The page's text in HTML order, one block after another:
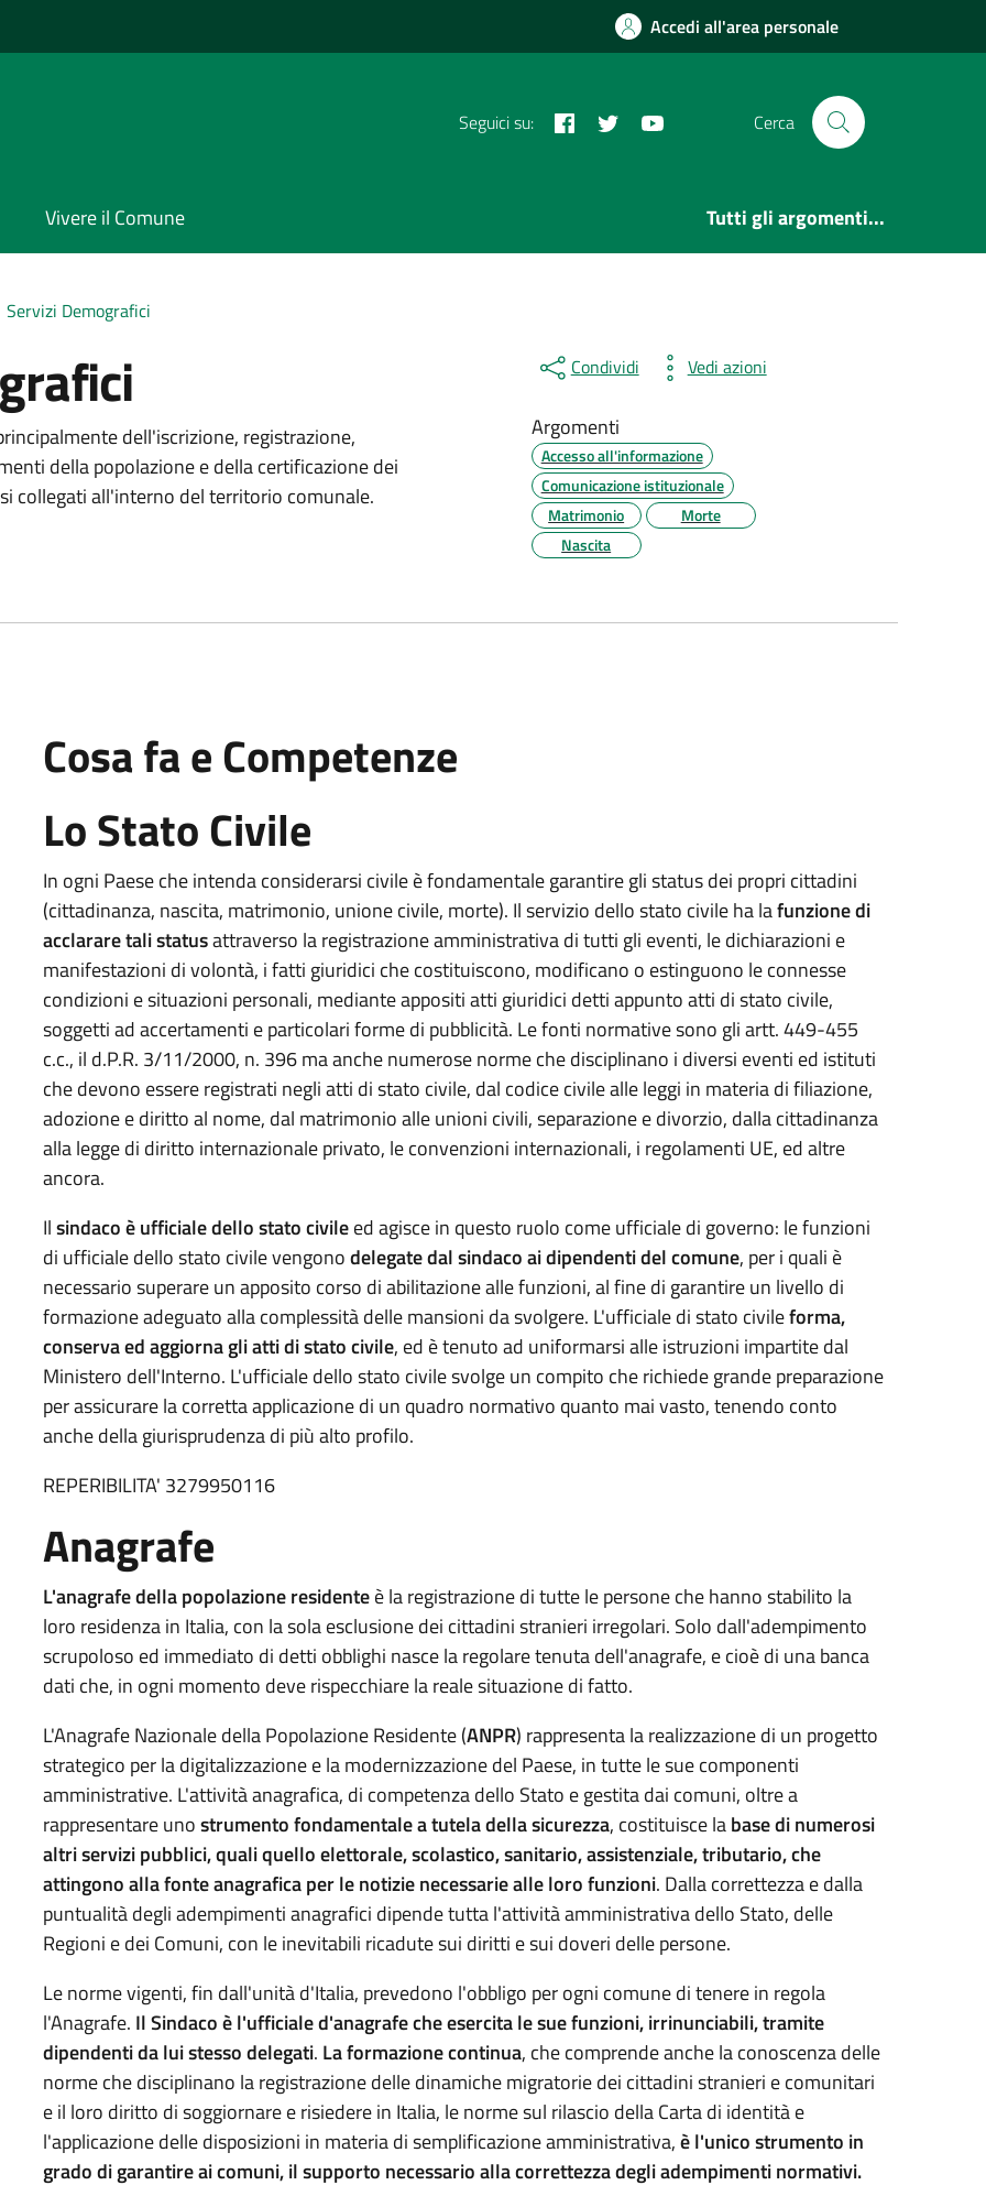
Accedi all'area personale
Seguici su: FacebookTwitter Cerca
Vivere il Comune Tutti gli argomenti...
Servizi Demografici
dell'iscrizione, registrazione,
della popolazione e della certificazione dei
collegati all'interno del territorio comunale.
Condividi Vedi azioni
Argomenti
Accesso all'informazione
Comunicazione istituzionale
Matrimonio
Morte
Nascita
Cosa fa e Competenze
Lo Stato Civile
In ogni Paese che intenda considerarsi civile è fondamentale garantire gli status dei propri cittadini
(cittadinanza, nascita, matrimonio, unione civile, morte). Il servizio dello stato civile ha lafunzione di
acclarare tali statusattraverso la registrazione amministrativa di tutti gli eventi, le dichiarazioni e
manifestazioni di volontà, i fatti giuridici che costituiscono, modificano o estinguono le connesse
condizioni e situazioni personali, mediante appositi atti giuridici detti appunto atti di stato civile,
soggetti ad accertamenti e particolari forme di pubblicità. Le fonti normative sono gli artt. 449-455
c.c., il d.P.R. 3/11/2000, n. 396 ma anche numerose norme che disciplinano i diversi eventi ed istituti
che devono essere registrati negli atti di stato civile, dal codice civile alle leggi in materia di filiazione,
adozione e diritto al nome, dal matrimonio alle unioni civili, separazione e divorzio, dalla cittadinanza
alla legge di diritto internazionale privato, le convenzioni internazionali, i regolamenti UE, ed altre
ancora.
Ilsindaco è ufficiale dello stato civileed agisce in questo ruolo come ufficiale di governo: le funzioni
di ufficiale dello stato civile vengonodelegate dal sindaco ai dipendenti del comune, per i quali è
necessario superare un apposito corso di abilitazione alle funzioni, al fine di garantire un livello di
formazione adeguato alla complessità delle mansioni da svolgere. L'ufficiale di stato civileforma,
conserva ed aggiorna gli atti di stato civile, ed è tenuto ad uniformarsi alle istruzioni impartite dal
Ministero dell'Interno. L'ufficiale dello stato civile svolge un compito che richiede grande preparazione
per assicurare la corretta applicazione di un quadro normativo quanto mai vasto, tenendo conto
anche della giurisprudenza di più alto profilo.
REPERIBILITA' 3279950116
Anagrafe
L'anagrafe della popolazione residenteè la registrazione di tutte le persone che hanno stabilito la
loro residenza in Italia, con la sola esclusione dei cittadini stranieri irregolari. Solo dall'adempimento
scrupoloso ed immediato di detti obblighi nasce la regolare tenuta dell'anagrafe, e cioè di una banca
dati che, in ogni momento deve rispecchiare la reale situazione di fatto.
L'Anagrafe Nazionale della Popolazione Residente (ANPR) rappresenta la realizzazione di un progetto
strategico per la digitalizzazione e la modernizzazione del Paese, in tutte le sue componenti
amministrative. L'attività anagrafica, di competenza dello Stato e gestita dai comuni, oltre a
rappresentare unostrumento fondamentale a tutela della sicurezza, costituisce labase di numerosi
altri servizi pubblici, quali quello elettorale, scolastico, sanitario, assistenziale, tributario, che
attingono alla fonte anagrafica per le notizie necessarie alle loro funzioni. Dalla correttezza e dalla
puntualità degli adempimenti anagrafici dipende tutta l'attività amministrativa dello Stato, delle
Regioni e dei Comuni, con le inevitabili ricadute sui diritti e sui doveri delle persone.
Le norme vigenti, fin dall'unità d'Italia, prevedono l'obbligo per ogni comune di tenere in regola
l'Anagrafe. Il Sindaco è l'ufficiale d'anagrafe che esercita le sue funzioni, irrinunciabili, tramite
dipendenti da lui stesso delegati. La formazione continua, che comprende anche la conoscenza delle
norme che disciplinano la registrazione delle dinamiche migratorie dei cittadini stranieri e comunitari
e il loro diritto di soggiornare e risiedere in Italia, le norme sul rilascio della Carta di identità e
l'applicazione delle disposizioni in materia di semplificazione amministrativa,è l'unico strumento in
grado di garantire ai comuni, il supporto necessario alla correttezza degli adempimenti normativi.